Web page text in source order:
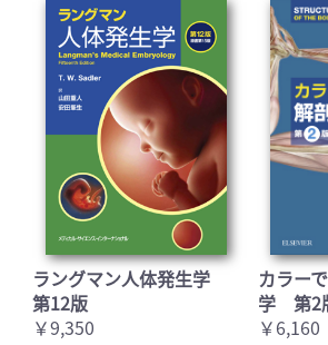
カー
ラングマン人体発生学
第12版
￥9,350
カラー
学 第2
￥6,160